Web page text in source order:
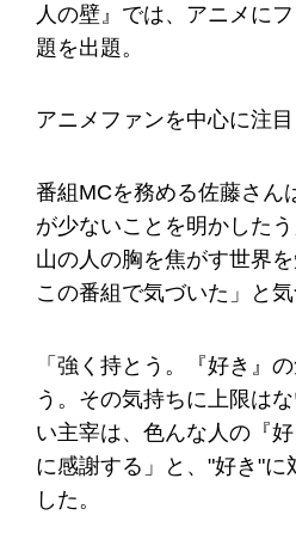
人の壁』では、アニメに
題を出題。
アニメファンを中心に注目
番組MCを務める佐藤さん
が少ないことを明かした
山の人の胸を焦がす世界
この番組で気づいた」と気
「強く持とう。『好き』
う。その気持ちに上限は
い主宰は、色んな人の『
に感謝する」と、"好き"に
した。